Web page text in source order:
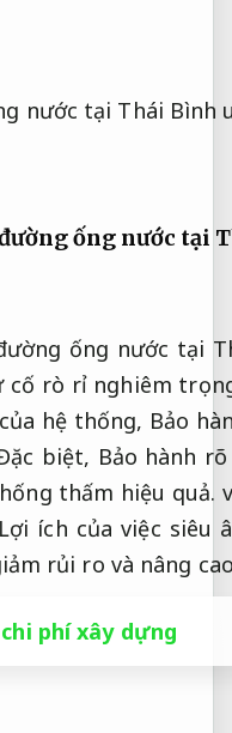
ống nước tại
ống nước tại
cố rò rỉ nghiêm
hệ thống, Bảo
biệt, Bảo hành
thấm hiệu quả.
Lợi ích của việc siêu
rủi ro và nâng
phí xây dựng